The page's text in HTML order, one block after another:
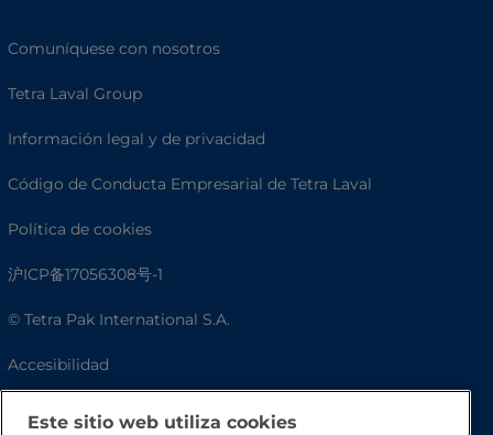
Comuníquese con nosotros
Tetra Laval Group
Información legal y de privacidad
Código de Conducta Empresarial de Tetra Laval
Política de cookies
沪ICP备17056308号-1
© Tetra Pak International S.A.
Accesibilidad
Preguntas frecuentes
Este sitio web utiliza cookies